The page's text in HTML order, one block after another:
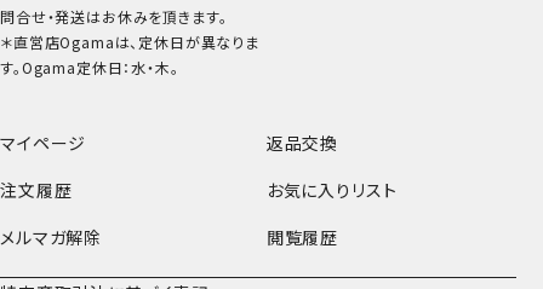
マイページ
返品交換
注文履歴
お気に入りリスト
メルマガ解除
閲覧履歴
問合せ・発送はお休みを頂きます。
＊直営店Ogamaは、定休日が異なりま
す。Ogama定休日：水・木。